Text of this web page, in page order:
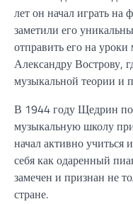
лет он начал играть на
заметили его
отправить его на
Александру Вострову,
музыкальной теории и
В 1944 году Щедрин
музыкальную школу
начал активно
себя как одаренный
замечен и признан не
стране.